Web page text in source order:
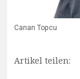
Canan Topcu
Artikel teilen: